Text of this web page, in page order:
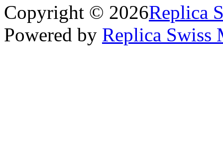
Copyright © 2026Replica
Powered by Replica Swiss